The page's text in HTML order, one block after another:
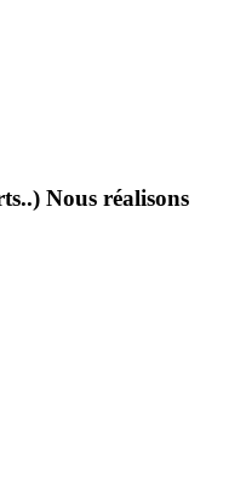
Nous réalisons